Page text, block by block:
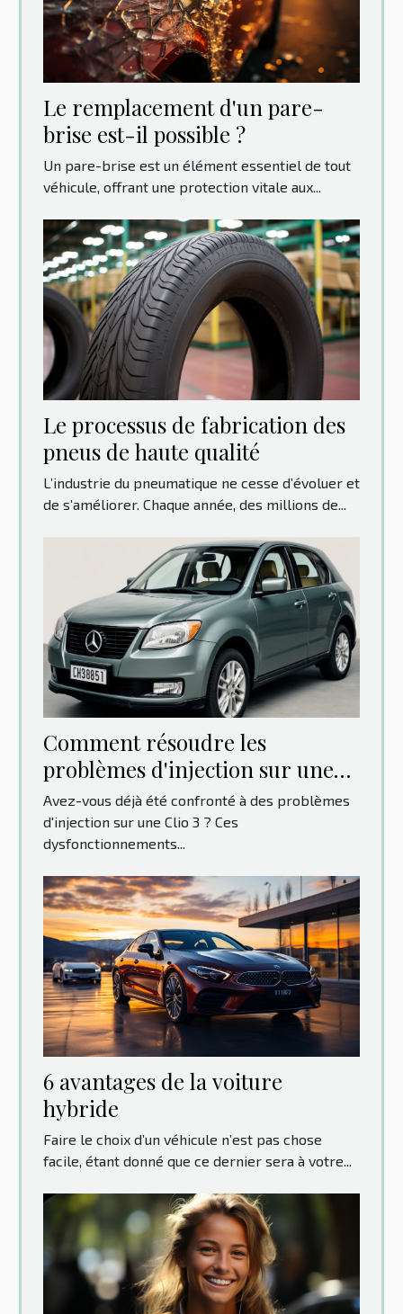
Le remplacement d'un pare-
brise est-il possible ?
Un pare-brise est un élément essentiel de tout
véhicule, offrant une protection vitale aux...
Le processus de fabrication des
pneus de haute qualité
L’industrie du pneumatique ne cesse d’évoluer et
de s’améliorer. Chaque année, des millions de...
Comment résoudre les
problèmes d'injection sur une
Clio 3 : Guide pas à pas
Avez-vous déjà été confronté à des problèmes
d'injection sur une Clio 3 ? Ces
dysfonctionnements...
6 avantages de la voiture
hybride
Faire le choix d’un véhicule n’est pas chose
facile, étant donné que ce dernier sera à votre...